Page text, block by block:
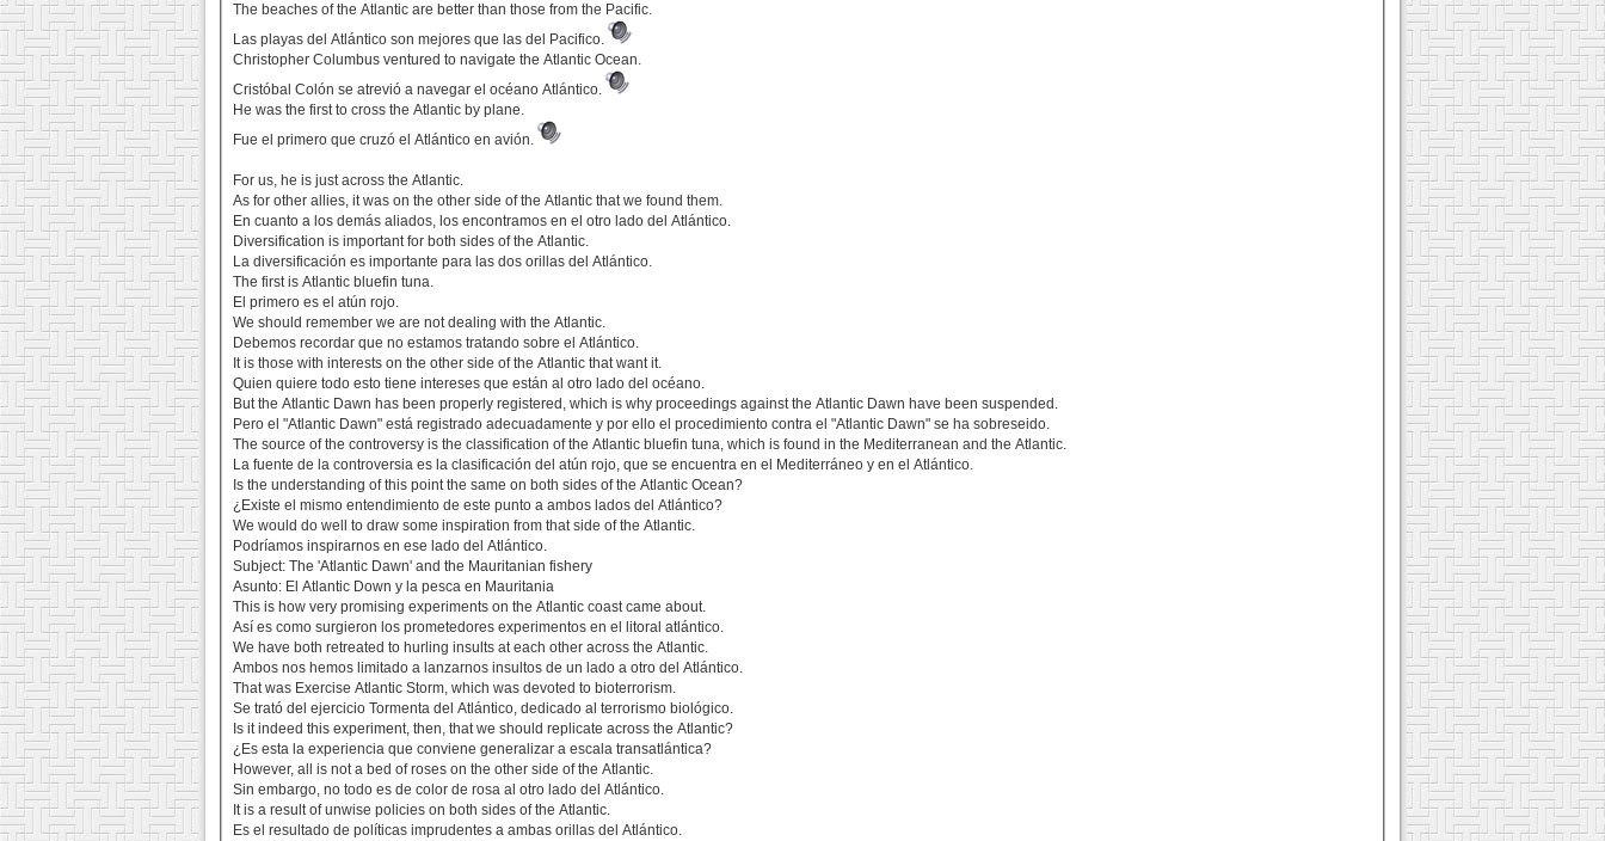
The beaches of the Atlantic are better than those from the Pacific.
Las playas del Atlántico son mejores que las del Pacifico.
Christopher Columbus ventured to navigate the Atlantic Ocean.
Cristóbal Colón se atrevió a navegar el océano Atlántico.
He was the first to cross the Atlantic by plane.
Fue el primero que cruzó el Atlántico en avión.
For us, he is just across the Atlantic.
As for other allies, it was on the other side of the Atlantic that we found them.
En cuanto a los demás aliados, los encontramos en el otro lado del Atlántico.
Diversification is important for both sides of the Atlantic.
La diversificación es importante para las dos orillas del Atlántico.
The first is Atlantic bluefin tuna.
El primero es el atún rojo.
We should remember we are not dealing with the Atlantic.
Debemos recordar que no estamos tratando sobre el Atlántico.
It is those with interests on the other side of the Atlantic that want it.
Quien quiere todo esto tiene intereses que están al otro lado del océano.
But the Atlantic Dawn has been properly registered, which is why proceedings against the Atlantic Dawn have been suspended.
Pero el "Atlantic Dawn" está registrado adecuadamente y por ello el procedimiento contra el "Atlantic Dawn" se ha sobreseido.
The source of the controversy is the classification of the Atlantic bluefin tuna, which is found in the Mediterranean and the Atlantic.
La fuente de la controversia es la clasificación del atún rojo, que se encuentra en el Mediterráneo y en el Atlántico.
Is the understanding of this point the same on both sides of the Atlantic Ocean?
¿Existe el mismo entendimiento de este punto a ambos lados del Atlántico?
We would do well to draw some inspiration from that side of the Atlantic.
Podríamos inspirarnos en ese lado del Atlántico.
Subject: The 'Atlantic Dawn' and the Mauritanian fishery
Asunto: El Atlantic Down y la pesca en Mauritania
This is how very promising experiments on the Atlantic coast came about.
Así es como surgieron los prometedores experimentos en el litoral atlántico.
We have both retreated to hurling insults at each other across the Atlantic.
Ambos nos hemos limitado a lanzarnos insultos de un lado a otro del Atlántico.
That was Exercise Atlantic Storm, which was devoted to bioterrorism.
Se trató del ejercicio Tormenta del Atlántico, dedicado al terrorismo biológico.
Is it indeed this experiment, then, that we should replicate across the Atlantic?
¿Es esta la experiencia que conviene generalizar a escala transatlántica?
However, all is not a bed of roses on the other side of the Atlantic.
Sin embargo, no todo es de color de rosa al otro lado del Atlántico.
It is a result of unwise policies on both sides of the Atlantic.
Es el resultado de políticas imprudentes a ambas orillas del Atlántico.